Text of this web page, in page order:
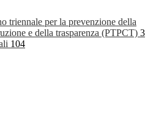
triennale per la prevenzione della
e della trasparenza (PTPCT) 3
104